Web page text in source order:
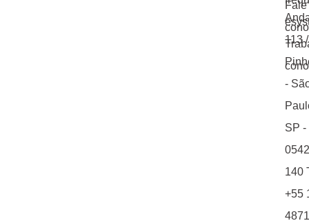
Fale
113
-
SP
140
+55